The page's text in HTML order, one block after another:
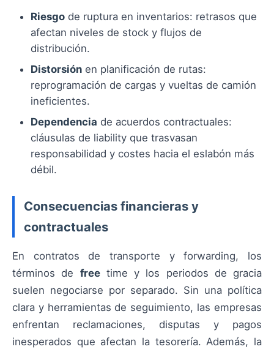
Riesgo de ruptura en inventarios: retrasos que
afectan niveles de stock y flujos de
distribución.
Distorsión en planificación de rutas:
reprogramación de cargas y vueltas de camión
ineficientes.
Dependencia de acuerdos contractuales:
cláusulas de liability que trasvasan
responsabilidad y costes hacia el eslabón más
débil.
Consecuencias financieras y
contractuales
En contratos de transporte y forwarding, los
términos de freetime y los periodos de gracia
suelen negociarse por separado. Sin una política
clara y herramientas de seguimiento, las empresas
enfrentan reclamaciones, disputas y pagos
inesperados que afectan la tesorería. Además, la